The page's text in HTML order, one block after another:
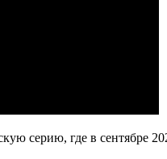
серию, где в сентябре